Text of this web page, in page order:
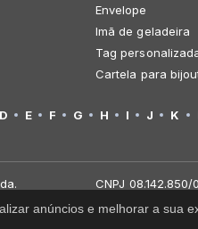
Envelope
Imã de geladeira
Tag
Cartela para
D E F G H I J K
CNPJ
anúncios e melhorar a sua